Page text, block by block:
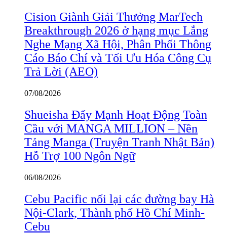
Cision Giành Giải Thưởng MarTech
Breakthrough 2026 ở hạng mục Lắng
Nghe Mạng Xã Hội, Phân Phối Thông
Cáo Báo Chí và Tối Ưu Hóa Công Cụ
Trả Lời (AEO)
07/08/2026
Shueisha Đẩy Mạnh Hoạt Động Toàn
Cầu với MANGA MILLION – Nền
Tảng Manga (Truyện Tranh Nhật Bản)
Hỗ Trợ 100 Ngôn Ngữ
06/08/2026
Cebu Pacific nối lại các đường bay Hà
Nội-Clark, Thành phố Hồ Chí Minh-
Cebu